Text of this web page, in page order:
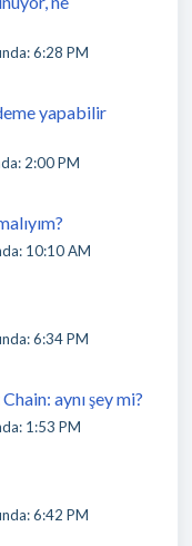
6:28 PM
yapabilir
2:00 PM
10:10 AM
6:34 PM
aynı şey mi?
1:53 PM
6:42 PM